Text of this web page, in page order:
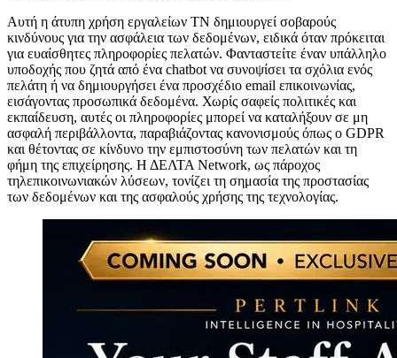
Αυτή η άτυπη χρήση εργαλείων ΤΝ δημιουργεί σοβαρούς
κινδύνους για την ασφάλεια των δεδομένων, ειδικά όταν πρόκειται
για ευαίσθητες πληροφορίες πελατών. Φανταστείτε έναν υπάλληλο
υποδοχής που ζητά από ένα chatbot να συνοψίσει τα σχόλια ενός
πελάτη ή να δημιουργήσει ένα προσχέδιο email επικοινωνίας,
εισάγοντας προσωπικά δεδομένα. Χωρίς σαφείς πολιτικές και
εκπαίδευση, αυτές οι πληροφορίες μπορεί να καταλήξουν σε μη
ασφαλή περιβάλλοντα, παραβιάζοντας κανονισμούς όπως ο GDPR
και θέτοντας σε κίνδυνο την εμπιστοσύνη των πελατών και τη
φήμη της επιχείρησης. Η ΔΕΛΤΑ Network, ως πάροχος
τηλεπικοινωνιακών λύσεων, τονίζει τη σημασία της προστασίας
των δεδομένων και της ασφαλούς χρήσης της τεχνολογίας.